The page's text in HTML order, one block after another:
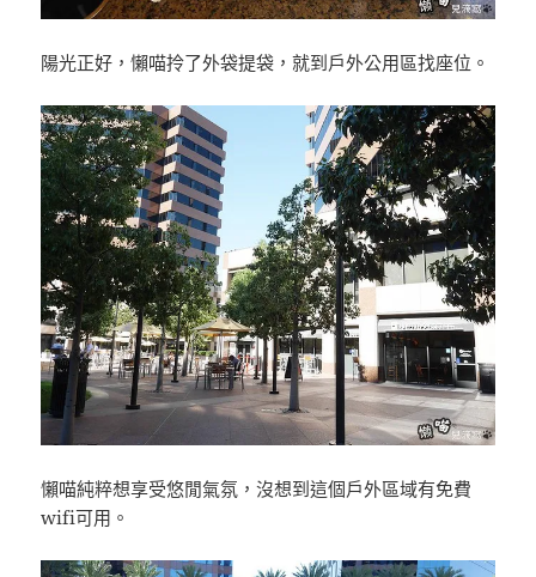
陽光正好，懶喵拎了外袋提袋，就到戶外公用區找座位。
懶喵純粹想享受悠閒氣氛，沒想到這個戶外區域有免費
wifi可用。